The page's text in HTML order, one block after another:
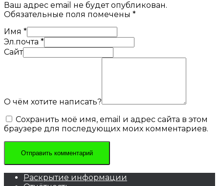
Ваш адрес email не будет опубликован.
Обязательные поля помечены *
Имя *
Эл.почта *
Сайт
О чём хотите написать?
Сохранить моё имя, email и адрес сайта в этом
браузере для последующих моих комментариев.
Раскрытие информации